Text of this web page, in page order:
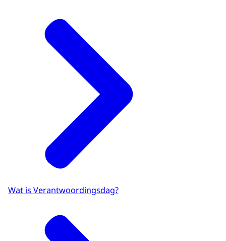
Wat is Verantwoordingsdag?